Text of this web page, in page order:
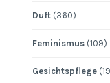
Duft(360)
Feminismus(109)
Gesichtspflege